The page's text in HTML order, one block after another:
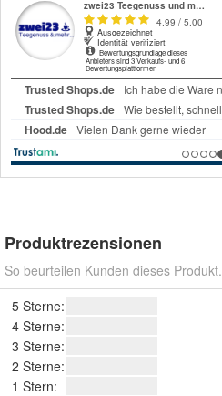
Produktrezensionen
So beurteilen Kunden dieses Produkt.
5 Sterne:
4 Sterne:
3 Sterne:
2 Sterne:
1 Stern: